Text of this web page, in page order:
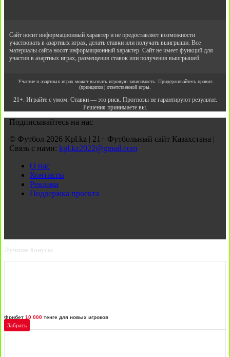
Сайт носит информационный характер и не предоставляет возможности
участвовать в азартных играх, делать ставки или получать выигрыши. Все
материалы сайта носят информационный характер. Сайт не имеет функций для
участия в азартных играх, размещения ставок или получения выигрышей.
Участие в азартных играх может вызвать игровую зависимость. Придерживайтесь правил
(принципов) ответственной игры.
21+. Играйте с умом. Ставки — это риск. Прогнозы не гарантируют результат.
Решения принимаете вы.
Подписывайтесь на нас
© Футбол 2026 Kpl.kz | 21+ Футбольный сайт Казахстана |
Связь с нами: kpl.kz2022@gmail.com
О нас
Контакты
Реклама
Поддержка проекта
Лучшие бонусы
Фрибет 10 000 тенге для новых игроков
Забрать